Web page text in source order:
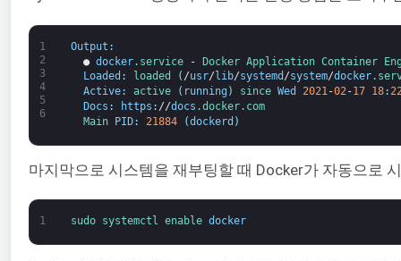
1
2
3
4
5
6
Output :
● docker.service - Docker Application Container
Loaded : loaded ( /usr/ lib/systemd /system/docker
Active: active ( running ) since Wed 2021-02-17 18:
Docs : https : //docs .docker.com
Main PID: 21884 (dockerd )
마지막으로 시스템을 재부팅할 때 Docker가 자동으로
1 sudo systemctl enable docker